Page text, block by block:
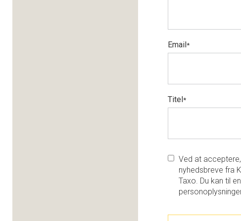
Email*
Titel*
Ved at
nyhedsbreve fra
Taxo. Du kan til